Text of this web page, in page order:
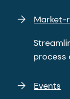
Market-
process
Events